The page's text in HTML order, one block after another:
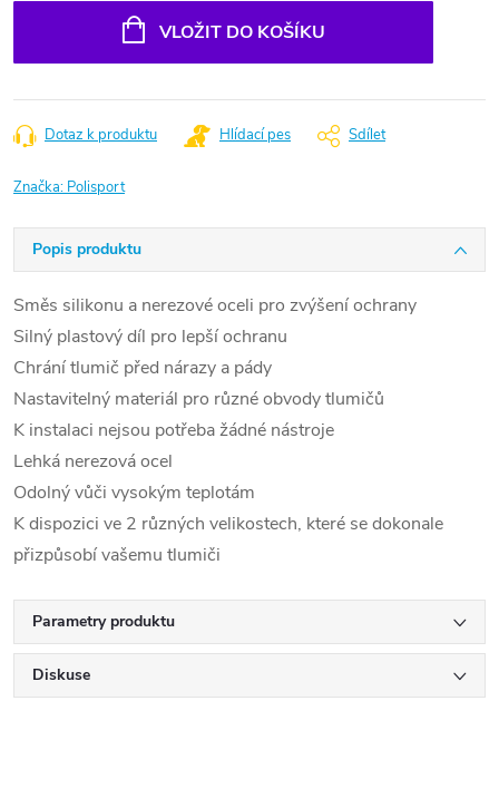
VLOŽIT DO KOŠÍKU
Dotaz k produktu Hlídací pes Sdílet
Značka: Polisport
Popis produktu
Směs silikonu a nerezové oceli pro zvýšení ochrany
Silný plastový díl pro lepší ochranu
Chrání tlumič před nárazy a pády
Nastavitelný materiál pro různé obvody tlumičů
K instalaci nejsou potřeba žádné nástroje
Lehká nerezová ocel
Odolný vůči vysokým teplotám
K dispozici ve 2 různých velikostech, které se dokonale
přizpůsobí vašemu tlumiči
Parametry produktu
Diskuse